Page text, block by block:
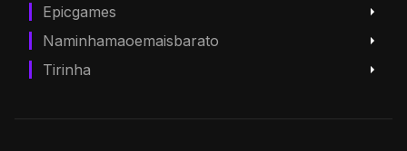
Epicgames
Naminhamaoemaisbarato
Tirinha